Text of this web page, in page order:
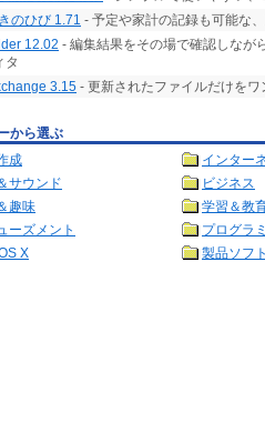
のひび 1.71 - 予定や家計の記録も可能な
12.02 - 編集結果をその場で確認しなが
タ
3.15 - 更新されたファイルだけを
から選ぶ
成
インター
サウンド
ビジネス
趣味
学習＆教
ーズメント
プログラ
X
製品ソフ